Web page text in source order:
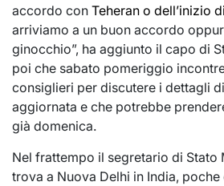
accordo con Teheran o dell’inizio
arriviamo a un buon accordo
ginocchio”, ha aggiunto il capo di
poi che sabato pomeriggio
consiglieri per discutere i dettagli
aggiornata e che potrebbe
già domenica.
Nel frattempo il segretario di Stato
trova a Nuova Delhi in India,